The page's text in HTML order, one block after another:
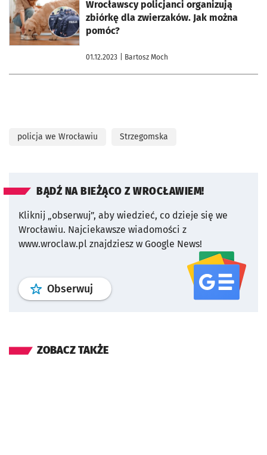
Wrocławscy policjanci organizują
zbiórkę dla zwierzaków. Jak można
pomóc?
01.12.2023 | Bartosz Moch
otworzy się w nowej karcie
policja we Wrocławiu Strzegomska
BĄDŹ NA BIEŻĄCO Z WROCŁAWIEM!
Kliknij „obserwuj”, aby wiedzieć, co dzieje się we
Wrocławiu. Najciekawsze wiadomości z
www.wroclaw.pl znajdziesz w Google News!
Obserwuj profil serwisu
ZOBACZ TAKŻE